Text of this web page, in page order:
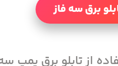
برق سه فاز
از تابلو برق پمپ